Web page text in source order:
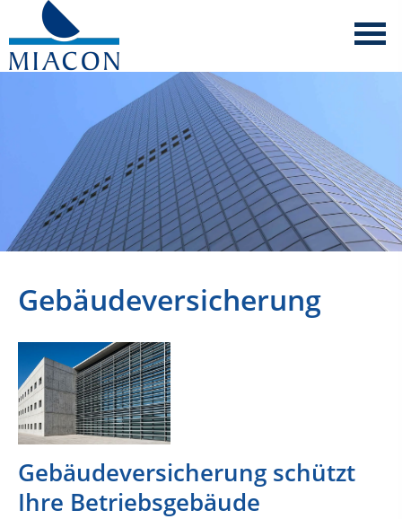
Gebäudeversicherung
Gebäudeversicherung schützt
Ihre Betriebsgebäude